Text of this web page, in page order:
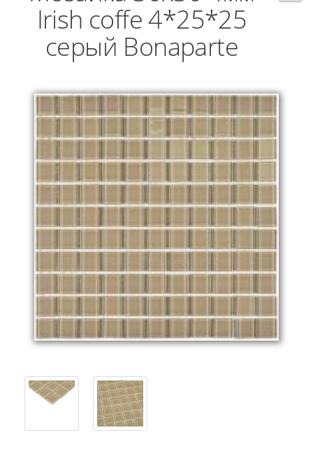
Irish coffe 4*25*25
серый Bonaparte